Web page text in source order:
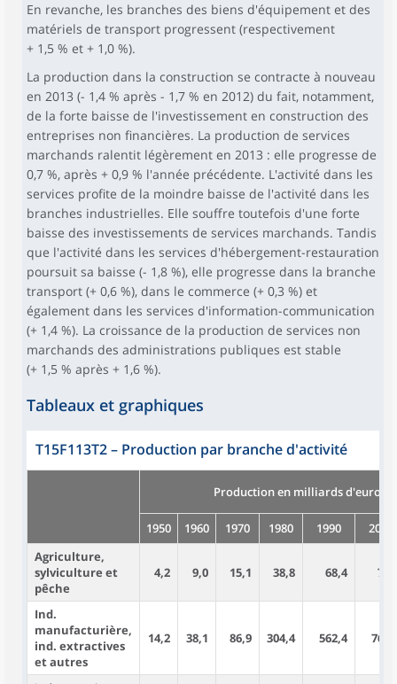
En revanche, les branches des biens d'équipement et des
matériels de transport progressent (respectivement
+ 1,5 % et + 1,0 %).
La production dans la construction se contracte à nouveau
en 2013 (- 1,4 % après - 1,7 % en 2012) du fait, notamment,
de la forte baisse de l'investissement en construction des
entreprises non financières. La production de services
marchands ralentit légèrement en 2013 : elle progresse de
0,7 %, après + 0,9 % l'année précédente. L'activité dans les
services profite de la moindre baisse de l'activité dans les
branches industrielles. Elle souffre toutefois d'une forte
baisse des investissements de services marchands. Tandis
que l'activité dans les services d'hébergement-restauration
poursuit sa baisse (- 1,8 %), elle progresse dans la branche
transport (+ 0,6 %), dans le commerce (+ 0,3 %) et
également dans les services d'information-communication
(+ 1,4 %). La croissance de la production de services non
marchands des administrations publiques est stable
(+ 1,5 % après + 1,6 %).
Tableaux et graphiques
T15F113T2– Production par branche d'activité
Production en milliards d'euros
1950 1960 1970 1980 1990
2000
Agriculture,
sylviculture et
pêche
4,2 9,0 15,1 38,8 68,4
Ind.
manufacturière,
ind. extractives
et autres
14,2 38,1 86,9 304,4 562,4